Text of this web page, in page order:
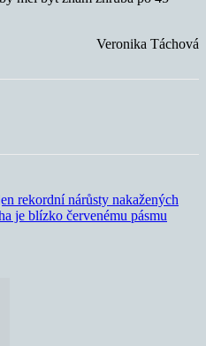
Veronika Táchová
rekordní nárůsty nakažených
je blízko červenému pásmu